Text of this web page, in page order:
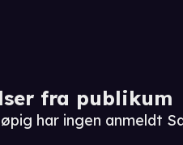
fra publikum
har ingen anmeldt